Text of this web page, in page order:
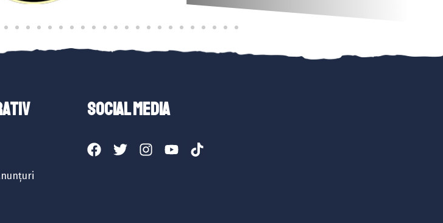
SOCIAL MEDIA